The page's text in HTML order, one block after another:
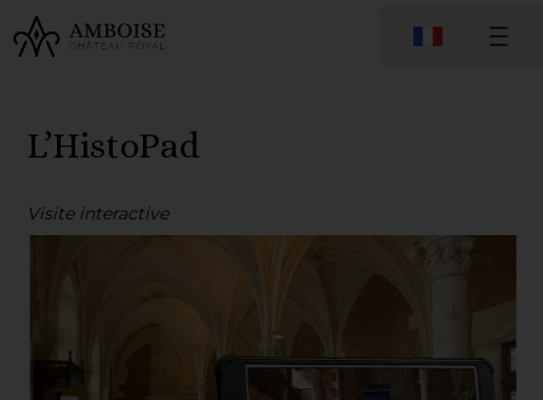
L’HistoPad
Visite interactive